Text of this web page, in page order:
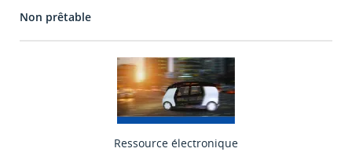
Non prêtable
Ressource électronique